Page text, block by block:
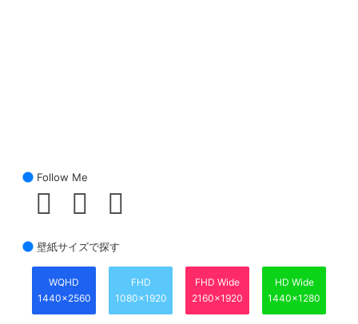
Follow Me
壁紙サイズで探す
WQHD
1440x2560
FHD
1080x1920
FHD Wide
2160x1920
HD Wide
1440x1280